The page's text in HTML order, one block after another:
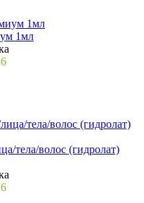
1мл
тела/волос (гидролат)